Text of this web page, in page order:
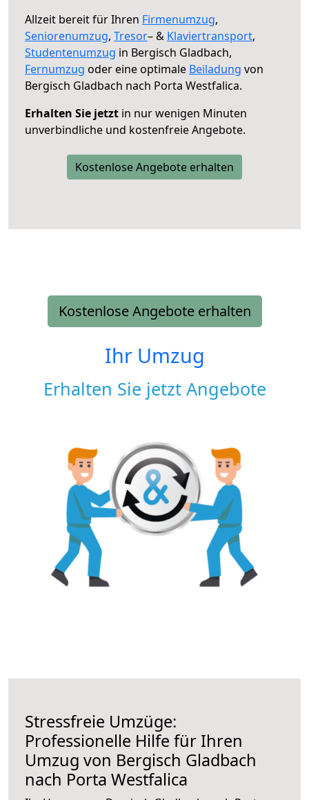
Allzeit bereit für Ihren Firmenumzug,
Seniorenumzug, Tresor– & Klaviertransport,
Studentenumzug in Bergisch Gladbach,
Fernumzug oder eine optimale Beiladung von
Bergisch Gladbach nach Porta Westfalica.
Erhalten Sie jetzt in nur wenigen Minuten
unverbindliche und kostenfreie Angebote.
Kostenlose Angebote erhalten
Kostenlose Angebote erhalten
Ihr Umzug
Erhalten Sie jetzt Angebote
Stressfreie Umzüge:
Professionelle Hilfe für Ihren
Umzug von Bergisch Gladbach
nach Porta Westfalica